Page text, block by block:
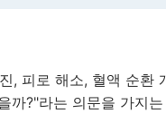
, 피로 해소, 혈액 순환
까?"라는 의문을 가지